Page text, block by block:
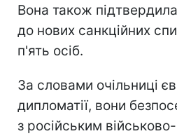
Вона також
до нових санкційних
п'ять осіб.
За словами очільниці
дипломатії, вони
з російським